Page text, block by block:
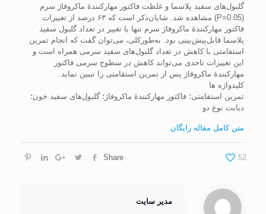
گلبول‌های سفید پلاسما و غلظت فاکتور مهارکنندۀ ماکروفاژ سرم
(P=0.05) مشاهده شد. شایان‌ذکر است که ۶۳ درصد از تغییرات
فاکتور مهارکنندۀ ماکروفاژ سرم تنها با تغییر در تعداد گلبول سفید
پلاسما قابل‌پیش‌بینی بود. به‌طور‌کلی، می‌توان گفت که انجام تمرین
استقامتی با کاهش در تعداد گلبول‌های سفید سرمی همراه است و
این تغییرات تا‌حدی می‌تواند کاهش در سطوح سرمی فاکتور
مهارکنندۀ ماکروفاژ پس از تمرین استقامتی را تبیین نماید.
کلیدواژه ها
تمرین استقامتی؛ فاکتور مهارکنندۀ ماکروفاژ؛ گلبول‌های سفید خون؛
دیابت نوع دو
متن کامل مقاله رایگان
Share 52
مدیر سایت